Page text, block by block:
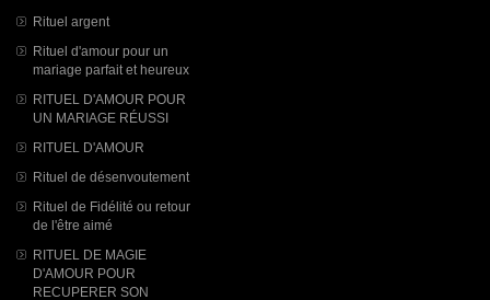
Rituel argent
Rituel d'amour pour un
mariage parfait et heureux
RITUEL D'AMOUR POUR
UN MARIAGE RÉUSSI
RITUEL D'AMOUR
Rituel de désenvoutement
Rituel de Fidélité ou retour
de l'être aimé
RITUEL DE MAGIE
D'AMOUR POUR
RECUPERER SON